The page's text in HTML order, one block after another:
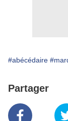
#abécédaire
Partager